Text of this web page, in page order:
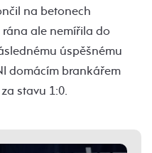
na betonech
rána ale nemířila do
úspěšnému
domácím brankářem
stavu 1:0.